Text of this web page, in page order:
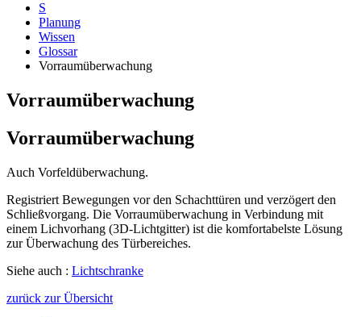
S
Planung
Wissen
Glossar
Vorraumüberwachung
Vorraumüberwachung
Vorraumüberwachung
Auch Vorfeldüberwachung.
Registriert Bewegungen vor den Schachttüren und verzögert den
Schließvorgang. Die Vorraumüberwachung in Verbindung mit
einem Lichvorhang (3D-Lichtgitter) ist die komfortabelste Lösung
zur Überwachung des Türbereiches.
Siehe auch : Lichtschranke
zurück zur Übersicht